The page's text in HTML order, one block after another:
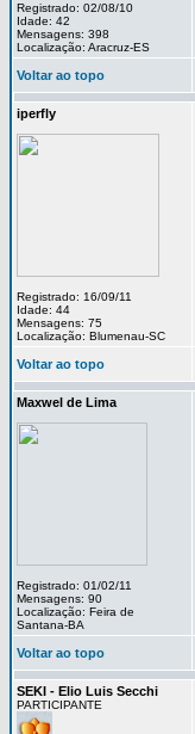
Registrado: 02/08/10
Idade: 42
Mensagens: 398
Localização: Aracruz-ES
Voltar ao topo
iperfly
Registrado: 16/09/11
Idade: 44
Mensagens: 75
Localização: Blumenau-SC
Voltar ao topo
Maxwel de Lima
Registrado: 01/02/11
Mensagens: 90
Localização: Feira de
Santana-BA
Voltar ao topo
SEKI - Elio Luis Secchi
PARTICIPANTE